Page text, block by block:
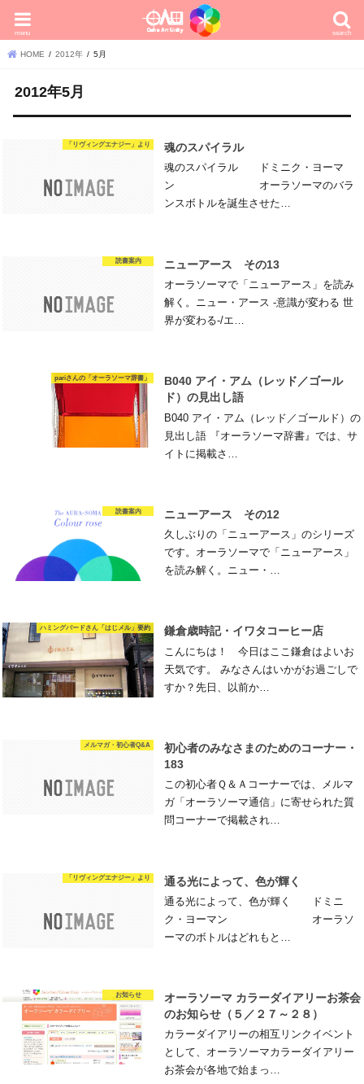
search
menu
HOME 2012年 5月
2012年5月
「リヴィングエナジー」より 魂のスパイラル
魂のスパイラル ドミニク・ヨーマ
ン オーラソーマのバラ
ンスボトルを誕生させた…
読書案内 ニューアース その13
オーラソーマで「ニューアース」を読み
解く。ニュー・アース -意識が変わる 世
界が変わる-/エ…
pariさんの「オーラソーマ辞書」
B040 アイ・アム（レッド／ゴール
ド）の見出し語
B040 アイ・アム（レッド／ゴールド）の
見出し語 『オーラソーマ辞書』では、サ
イトに掲載さ…
読書案内 ニューアース その12
久しぶりの「ニューアース」のシリーズ
です。オーラソーマで「ニューアース」
を読み解く。ニュー・…
ハミングバードさん「はじメル」要約 鎌倉歳時記・イワタコーヒー店
こんにちは！ 今日はここ鎌倉はよいお
天気です。 みなさんはいかがお過ごしで
すか？先日、以前か…
メルマガ・初心者Q&A
初心者のみなさまのためのコーナー・
183
この初心者Ｑ＆Ａコーナーでは、メルマ
ガ「オーラソーマ通信」に寄せられた質
問コーナーで掲載され…
「リヴィングエナジー」より 通る光によって、色が輝く
通る光によって、色が輝く ドミニ
ク・ヨーマン オーラソ
ーマのボトルはどれもと…
お知らせ
オーラソーマ カラーダイアリーお茶会
のお知らせ（５／２７～２８）
カラーダイアリーの相互リンクイベント
として、オーラソーマカラーダイアリー
お茶会が各地で始まっ…